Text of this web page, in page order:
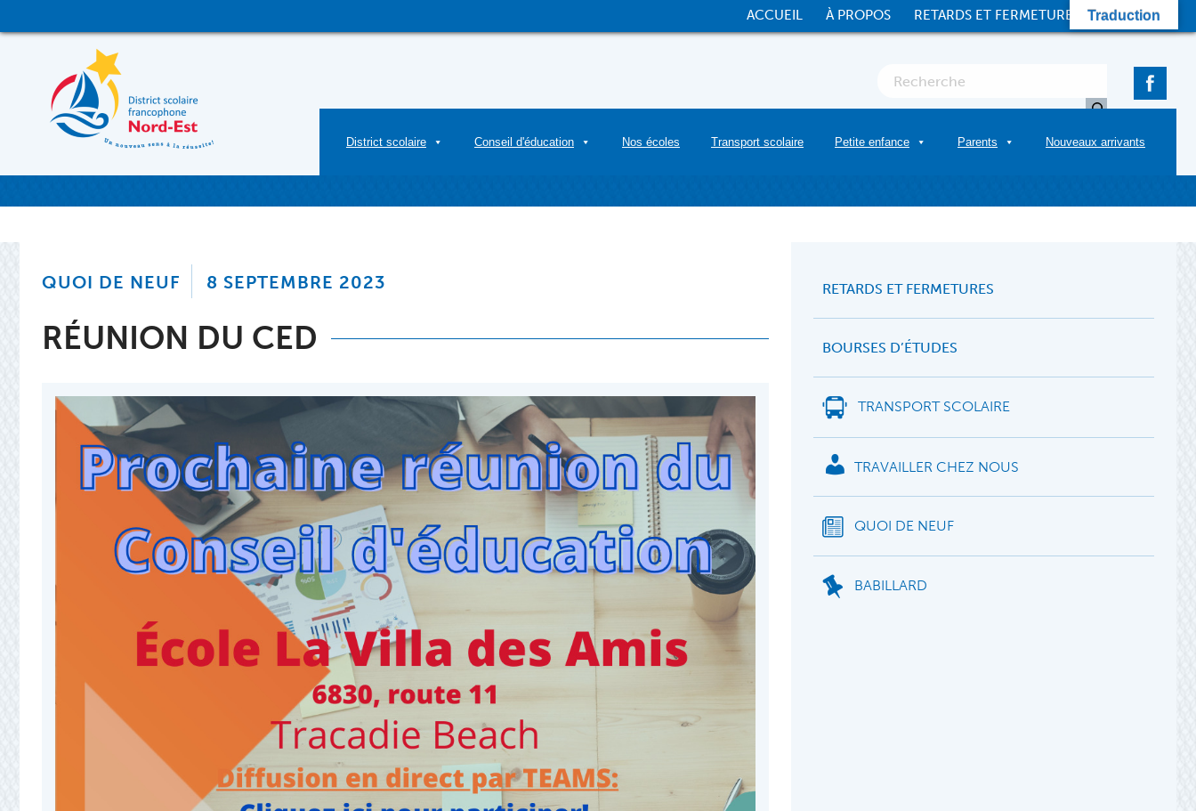
ACCUEIL À PROPOS RETARDS ET FERMETURES CONTACT
District scolaire Conseil d'éducation Nos écoles Transport scolaire Petite enfance Parents Nouveaux arrivants
RETARDS ET FERMETURES
BOURSES D’ÉTUDES
TRANSPORT SCOLAIRE
TRAVAILLER CHEZ NOUS
QUOI DE NEUF
BABILLARD
QUOI DE NEUF 8 SEPTEMBRE 2023
RÉUNION DU CED
Traduction